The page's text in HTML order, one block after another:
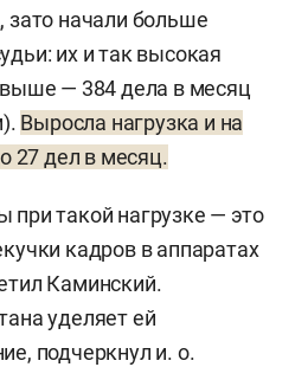
зато начали больше
их и так высокая
— 384 дела в месяц
Выросла нагрузка и на
27 дел в месяц.
при такой нагрузке — это
кадров в аппаратах
Каминский.
уделяет ей
подчеркнул и. о.